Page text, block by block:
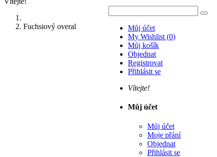
Můj účet
My Wishlist (0)
Můj košík
Objednat
Registrovat
Přihlásit se
Vítejte!
Můj účet
Můj účet
Moje přání
Objednat
Přihlásit se
Fuchsiový overal